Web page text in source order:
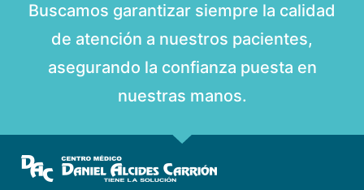
Buscamos garantizar siempre la calidad
de atención a nuestros pacientes,
asegurando la confianza puesta en
nuestras manos.